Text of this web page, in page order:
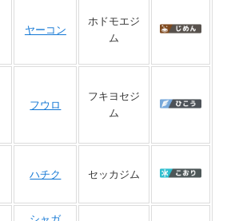
ヤーコン
ホドモエジ
ム
フウロ
フキヨセジ
ム
ハチク セッカジム